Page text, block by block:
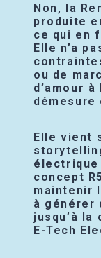
Non, la
produite
ce qui en
Elle n’a
ou de
d’amour à
démesure
Elle vient
électrique
concept
maintenir
à générer
jusqu’à la
E-Tech